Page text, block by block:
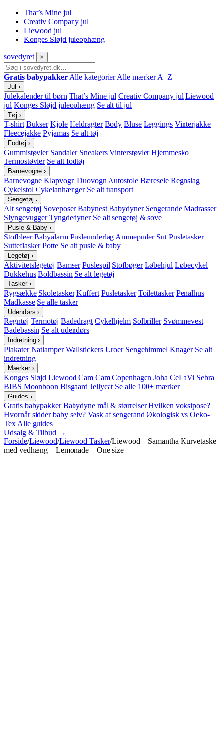
That’s Mine jul
Creativ Company jul
Liewood jul
Konges Sløjd juleophæng
sovedyret ×
Gratis babypakker Alle kategorier Alle mærker A–Z
Jul ›
Julekalender til børn That’s Mine jul Creativ Company jul Liewood
jul Konges Sløjd juleophæng Se alt til jul
Tøj ›
T-shirt Bukser Kjole Heldragter Body Bluse Leggings Vinterjakke
Fleecejakke Pyjamas Se alt tøj
Fodtøj ›
Gummistøvler Sandaler Sneakers Vinterstøvler Hjemmesko
Termostøvler Se alt fodtøj
Barnevogne ›
Barnevogne Klapvogn Duovogn Autostole Bæresele Regnslag
Cykelstol Cykelanhænger Se alt transport
Sengetøj ›
Alt sengetøj Soveposer Babynest Babydyner Sengerande Madrasser
Slyngevugger Tyngdedyner Se alt sengetøj & sove
Pusle & Baby ›
Stofbleer Babyalarm Pusleunderlag Ammepuder Sut Pusletasker
Sutteflasker Potte Se alt pusle & baby
Legetøj ›
Aktivitetslegetøj Bamser Puslespil Stofbøger Løbehjul Løbecykel
Dukkehus Boldbassin Se alt legetøj
Tasker ›
Rygsække Skoletasker Kuffert Pusletasker Toilettasker Penalhus
Madkasse Se alle tasker
Udendørs ›
Regntøj Termotøj Badedragt Cykelhjelm Solbriller Svømmevest
Badebassin Se alt udendørs
Indretning ›
Plakater Natlamper Wallstickers Uroer Sengehimmel Knager Se alt
indretning
Mærker ›
Konges Sløjd Liewood Cam Cam Copenhagen Joha CeLaVi Sebra
BIBS Moonboon Bisgaard Jellycat Se alle 100+ mærker
Guides ›
Gratis babypakker Babydyne mål & størrelser Hvilken voksipose?
Hvornår sidder baby selv? Vask af sengerand Økologisk vs Oeko-
Tex Alle guides
Udsalg & Tilbud →
Forside/Liewood/Liewood Tasker/Liewood – Samantha Kurvetaske
med vedhæng – Lemonade – One size